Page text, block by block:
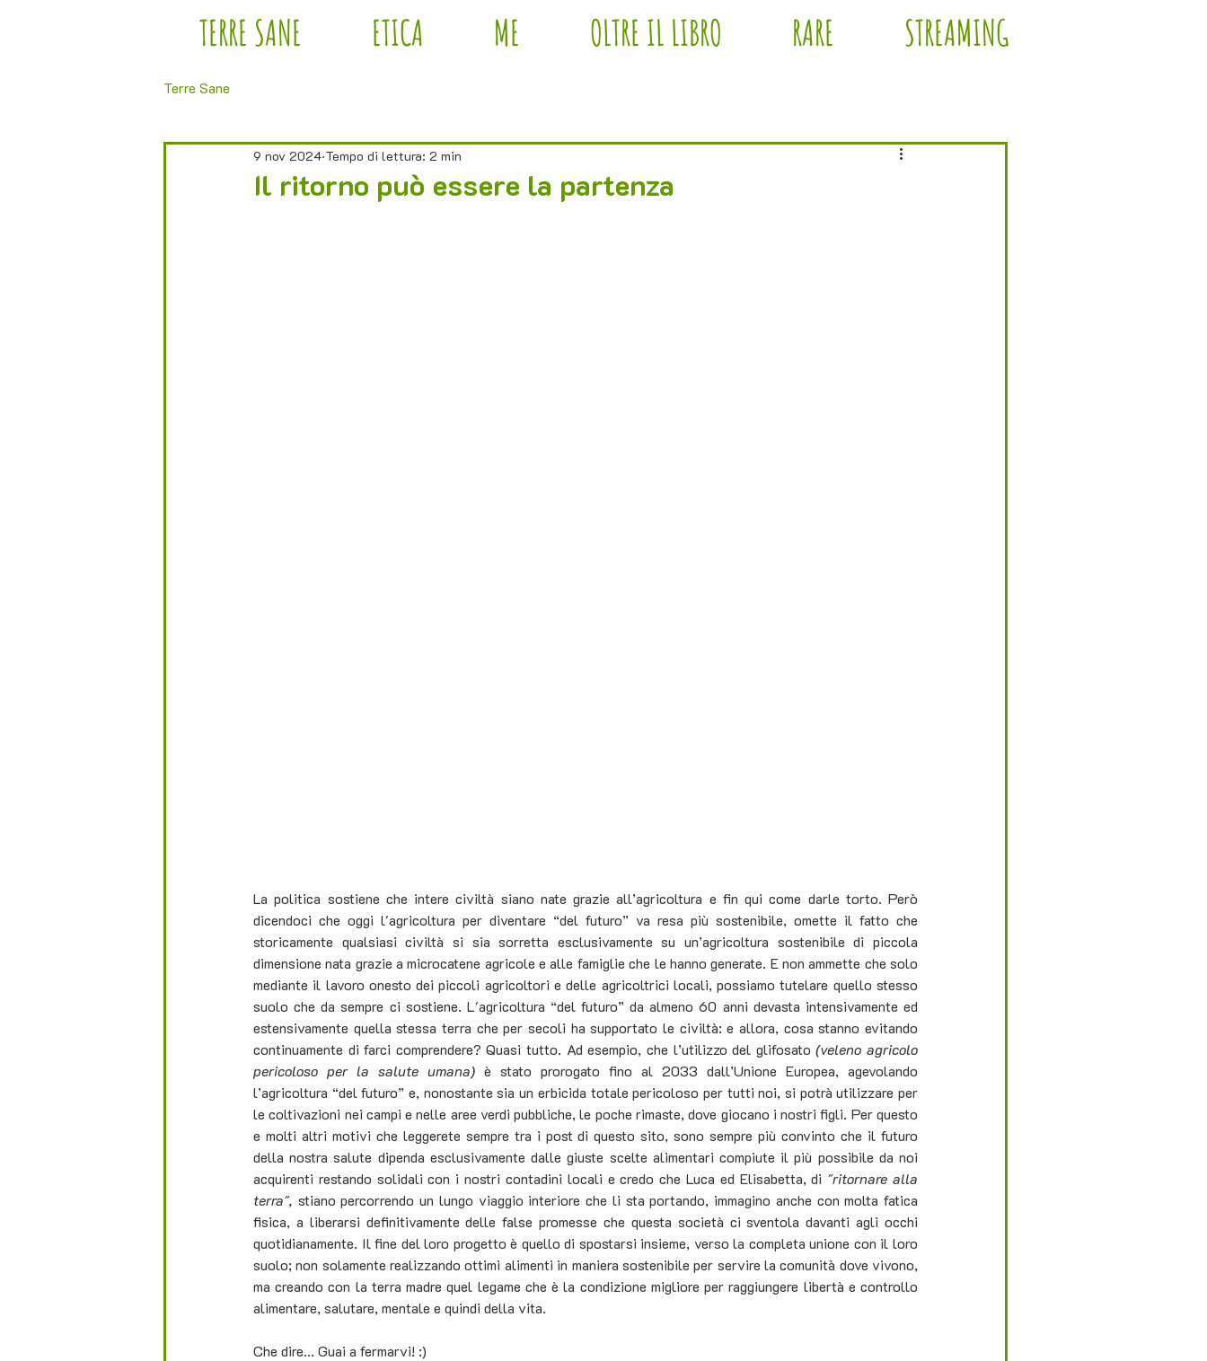
TERRE SANE ETICA ME OLTRE IL LIBRO RARE STREAMING
Terre Sane
Il ritorno può essere la partenza
9 nov 2024 Tempo di lettura: 2 min
La politica sostiene che intere civiltà siano nate grazie all’agricoltura e fin qui come darle torto. Però
dicendoci che oggi l'agricoltura per diventare “del futuro” va resa più sostenibile, omette il fatto che
storicamente qualsiasi civiltà si sia sorretta esclusivamente su un’agricoltura sostenibile di piccola
dimensione nata grazie a microcatene agricole e alle famiglie che le hanno generate. E non ammette che solo
mediante il lavoro onesto dei piccoli agricoltori e delle agricoltrici locali, possiamo tutelare quello stesso
suolo che da sempre ci sostiene. L'agricoltura “del futuro” da almeno 60 anni devasta intensivamente ed
estensivamente quella stessa terra che per secoli ha supportato le civiltà: e allora, cosa stanno evitando
continuamente di farci comprendere? Quasi tutto. Ad esempio, che l’utilizzo del glifosato (veleno agricolo
pericoloso per la salute umana) è stato prorogato fino al 2033 dall’Unione Europea, agevolando
l’agricoltura “del futuro” e, nonostante sia un erbicida totale pericoloso per tutti noi, si potrà utilizzare per
le coltivazioni nei campi e nelle aree verdi pubbliche, le poche rimaste, dove giocano i nostri figli. Per questo
e molti altri motivi che leggerete sempre tra i post di questo sito, sono sempre più convinto che il futuro
della nostra salute dipenda esclusivamente dalle giuste scelte alimentari compiute il più possibile da noi
acquirenti restando solidali con i nostri contadini locali e credo che Luca ed Elisabetta, di "ritornare alla
terra", stiano percorrendo un lungo viaggio interiore che li sta portando, immagino anche con molta fatica
fisica, a liberarsi definitivamente delle false promesse che questa società ci sventola davanti agli occhi
quotidianamente. Il fine del loro progetto è quello di spostarsi insieme, verso la completa unione con il loro
suolo; non solamente realizzando ottimi alimenti in maniera sostenibile per servire la comunità dove vivono,
ma creando con la terra madre quel legame che è la condizione migliore per raggiungere libertà e controllo
alimentare, salutare, mentale e quindi della vita.
Che dire... Guai a fermarvi! :)